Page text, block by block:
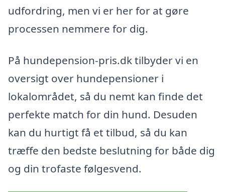
udfordring, men vi er her for at gøre
processen nemmere for dig.
På hundepension-pris.dk tilbyder vi en
oversigt over hundepensioner i
lokalområdet, så du nemt kan finde det
perfekte match for din hund. Desuden
kan du hurtigt få et tilbud, så du kan
træffe den bedste beslutning for både dig
og din trofaste følgesvend.